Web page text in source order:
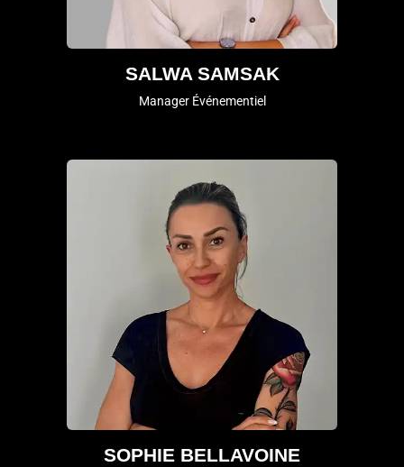
SALWA SAMSAK
Manager Événementiel
SOPHIE BELLAVOINE